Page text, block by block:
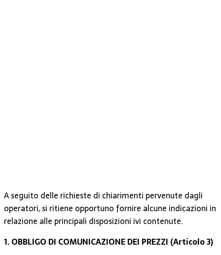
A seguito delle richieste di chiarimenti pervenute dagli
operatori, si ritiene opportuno fornire alcune indicazioni in
relazione alle principali disposizioni ivi contenute.
1. OBBLIGO DI COMUNICAZIONE DEI PREZZI (Articolo 3)